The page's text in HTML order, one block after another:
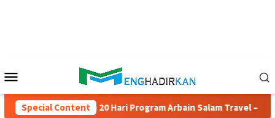
Menu
Special Content
20 Hari Program Arbain Salam Travel – Hanya Rp 20 Juta